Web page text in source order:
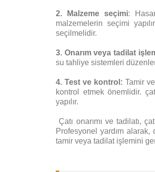
2. Malzeme seçimi:
malzemelerin seçimi
seçilmelidir.
3. Onarım veya tadilat
su tahliye sistemleri
4. Test ve kontrol:Tamir
kontrol etmek önemlidir.
yapılır.
Çatı onarımı ve tadilatı,
Profesyonel yardım
tamir veya tadilat işlemini